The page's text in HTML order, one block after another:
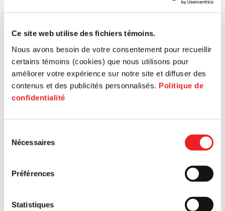
Ce site web utilise des fichiers témoins.
Nous avons besoin de votre consentement pour recueillir
certains témoins (cookies) que nous utilisons pour
améliorer votre expérience sur notre site et diffuser des
contenus et des publicités personnalisés. Politique de
confidentialité
Nécessaires
Préférences
Statistiques
PME MTL vous propose des guides pratiques pour vous
avec des ressources conçues pour répondre à vos besoins
Article
Un nouvel outil pour repenser votre approvisionnement
Centre-Ouest